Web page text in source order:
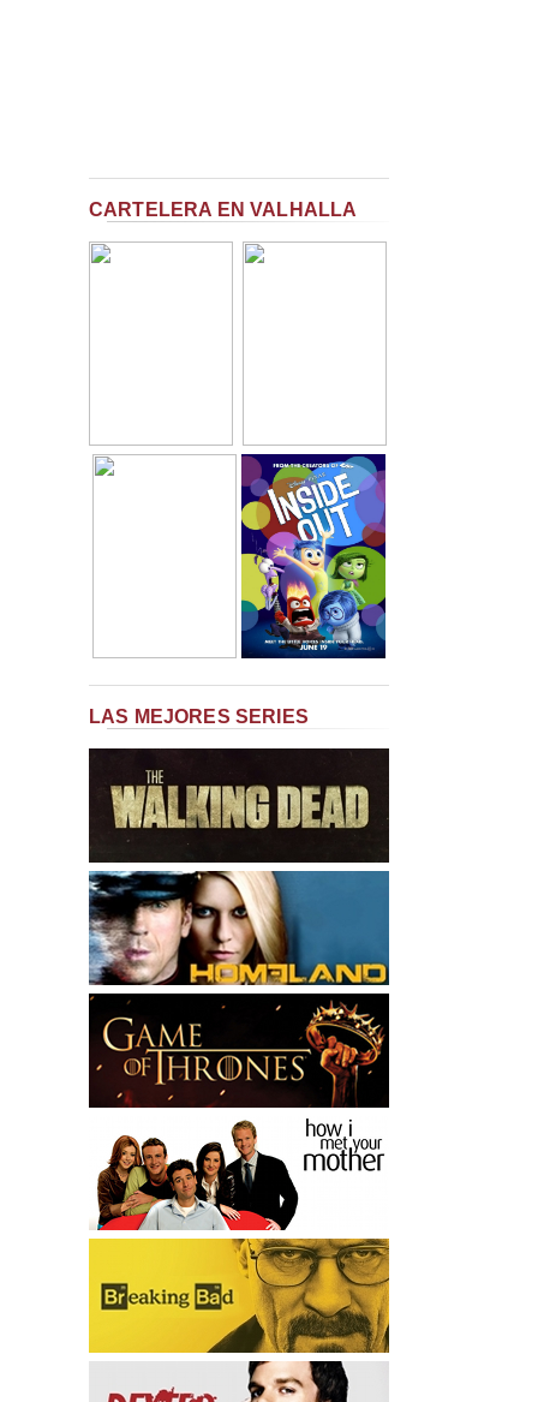
CARTELERA EN VALHALLA
LAS MEJORES SERIES